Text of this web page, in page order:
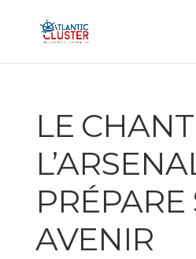
LE
PRÉPARE
AVENIR